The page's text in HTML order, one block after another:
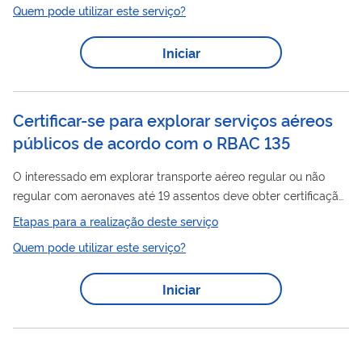
emissão da LOA (Letter of Authorization). Os operadores
regidos também pelosRBAC119, 121 e 135 deverão incluir as
operações em suas Especificações Operativas. Com a
Quem pode utilizar este serviço?
Iniciar
Certificar-se para explorar serviços aéreos
públicos de acordo com o RBAC 135
O interessado em explorar transporte aéreo regular ou não
regular com aeronaves até 19 assentos deve obter certificação
junto à ANAC, segundo as regras doRBAC
cada operador, preservando os níveis de segurança
operacional e promovendo maior eficiência e equilíbrio
capacidade...
Etapas para a realização deste serviço
Quem pode utilizar este serviço?
Iniciar